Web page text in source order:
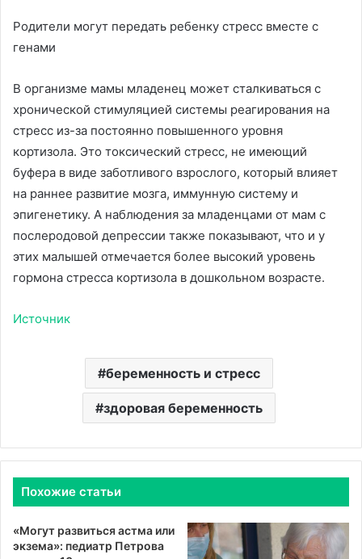
Родители могут передать ребенку стресс вместе с
генами
В организме мамы младенец может сталкиваться с
хронической стимуляцией системы реагирования на
стресс из-за постоянно повышенного уровня
кортизола. Это токсический стресс, не имеющий
буфера в виде заботливого взрослого, который влияет
на раннее развитие мозга, иммунную систему и
эпигенетику. А наблюдения за младенцами от мам с
послеродовой депрессии также показывают, что и у
этих малышей отмечается более высокий уровень
гормона стресса кортизола в дошкольном возрасте.
Источник
беременность и стресс
здоровая беременность
Похожие статьи
«Могут развиться астма или
экзема»: педиатр Петрова